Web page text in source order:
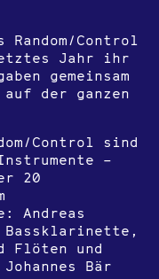
Control
Jahr ihr
gemeinsam
der ganzen
Control sind
–
20
Andreas
Flöten und
Johannes Bär